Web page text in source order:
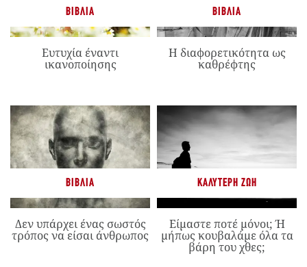
ΒΙΒΛΊΑ
Ευτυχία έναντι
ικανοποίησης
ΒΙΒΛΊΑ
Η διαφορετικότητα ως
καθρέφτης
ΒΙΒΛΊΑ
Δεν υπάρχει ένας σωστός
τρόπος να είσαι άνθρωπος
ΚΑΛΎΤΕΡΗ ΖΩΉ
Είμαστε ποτέ μόνοι; Ή
μήπως κουβαλάμε όλα τα
βάρη του χθες;